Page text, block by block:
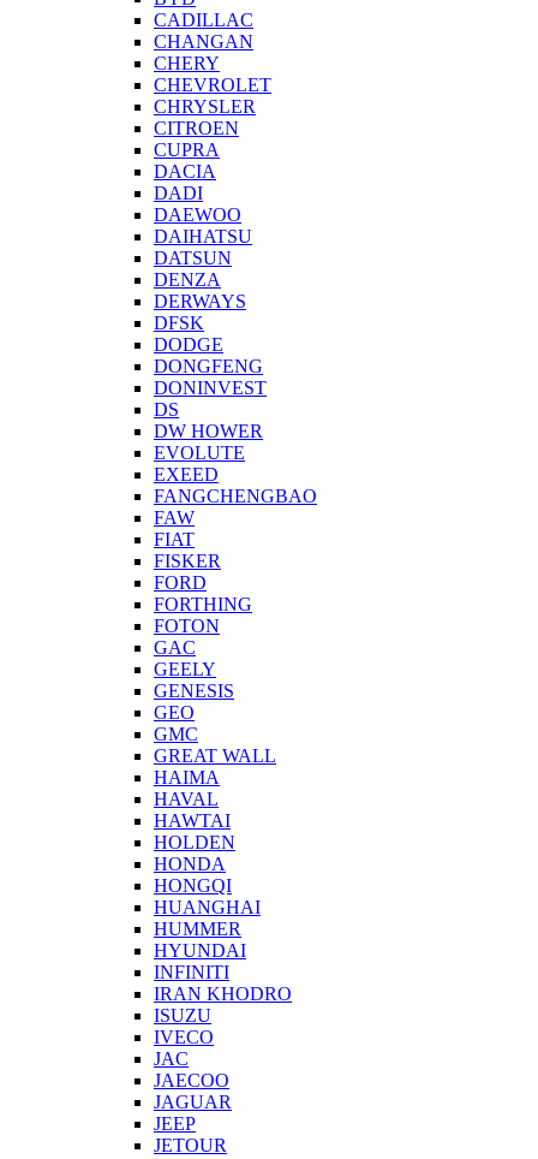
CADILLAC
CHANGAN
CHERY
CHEVROLET
CHRYSLER
CITROEN
CUPRA
DACIA
DADI
DAEWOO
DAIHATSU
DATSUN
DENZA
DERWAYS
DFSK
DODGE
DONGFENG
DONINVEST
DS
DW HOWER
EVOLUTE
EXEED
FANGCHENGBAO
FAW
FIAT
FISKER
FORD
FORTHING
FOTON
GAC
GEELY
GENESIS
GEO
GMC
GREAT WALL
HAIMA
HAVAL
HAWTAI
HOLDEN
HONDA
HONGQI
HUANGHAI
HUMMER
HYUNDAI
INFINITI
IRAN KHODRO
ISUZU
IVECO
JAC
JAECOO
JAGUAR
JEEP
JETOUR